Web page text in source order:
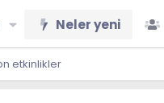
Neler yeni
etkinlikler